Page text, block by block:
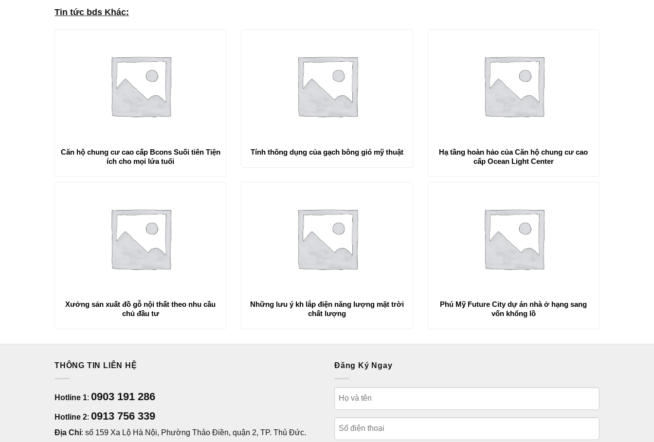
Tin tức bds Khác:
Căn hộ chung cư cao cấp Bcons Suối tiên Tiện
ích cho mọi lứa tuổi
Tính thông dụng của gạch bông gió mỹ thuật
Hạ tầng hoàn hảo của Căn hộ chung cư cao
cấp Ocean Light Center
Xưởng sản xuất đồ gỗ nội thất theo nhu cầu
chủ đầu tư
Những lưu ý kh lắp điện năng lượng mặt trời
chất lượng
Phú Mỹ Future City dự án nhà ở hạng sang
vốn khổng lồ
THÔNG TIN LIÊN HỆ
Hotline 1: 0903 191 286
Hotline 2: 0913 756 339
Địa Chỉ: số 159 Xa Lộ Hà Nội, Phường Thảo Điền, quận 2, TP. Thủ Đức.
Đăng Ký Ngay